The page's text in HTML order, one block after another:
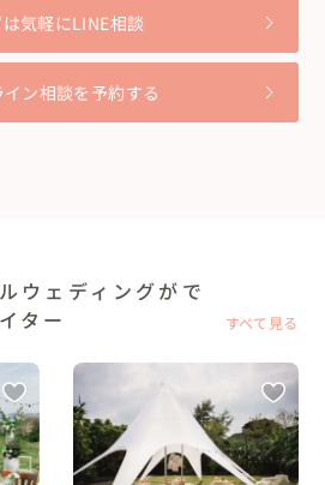
は気軽にLINE相談
イン相談を予約する
ウェディングがで
ター
すべて見る